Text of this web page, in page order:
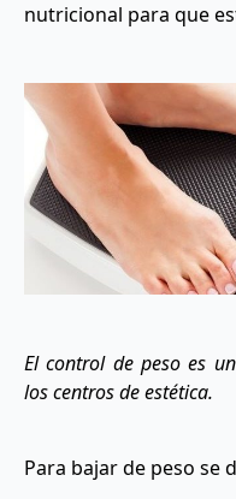
nutricional para que
El control de peso es
los centros de estética.
Para bajar de peso se